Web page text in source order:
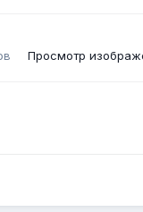
Просмотр